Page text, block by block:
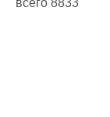
всего 8833